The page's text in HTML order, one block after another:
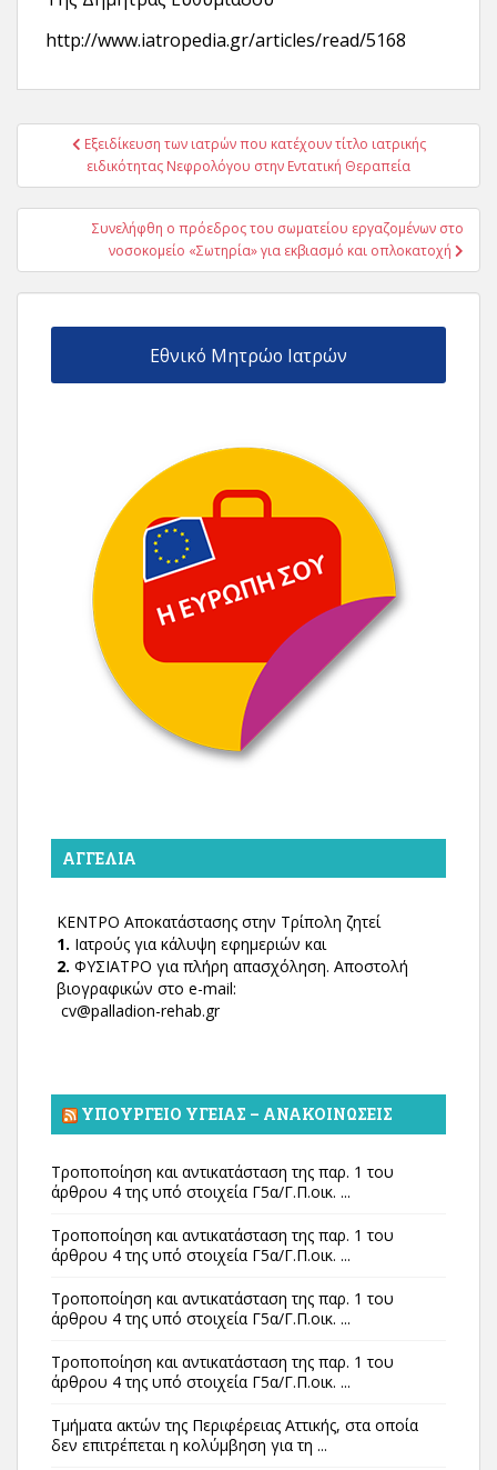
http://www.iatropedia.gr/articles/read/5168
Πλοήγηση
άρθρων
Εξειδίκευση των ιατρών που κατέχουν τίτλο ιατρικής
ειδικότητας Νεφρολόγου στην Εντατική Θεραπεία
Συνελήφθη ο πρόεδρος του σωματείου εργαζομένων στο
νοσοκομείο «Σωτηρία» για εκβιασμό και οπλοκατοχή
Εθνικό Μητρώο Ιατρών
ΑΓΓΕΛΊΑ
ΚΕΝΤΡΟ Αποκατάστασης στην Τρίπολη ζητεί
1. Ιατρούς για κάλυψη εφημεριών και
2. ΦΥΣΙΑΤΡΟ για πλήρη απασχόληση. Αποστολή
βιογραφικών στο e-mail:
cv@palladion-rehab.gr
ΥΠΟΥΡΓΕΊΟ ΥΓΕΊΑΣ – ΑΝΑΚΟΙΝΏΣΕΙΣ
Τροποποίηση και αντικατάσταση της παρ. 1 του
άρθρου 4 της υπό στοιχεία Γ5α/Γ.Π.οικ. ...
Τροποποίηση και αντικατάσταση της παρ. 1 του
άρθρου 4 της υπό στοιχεία Γ5α/Γ.Π.οικ. ...
Τροποποίηση και αντικατάσταση της παρ. 1 του
άρθρου 4 της υπό στοιχεία Γ5α/Γ.Π.οικ. ...
Τροποποίηση και αντικατάσταση της παρ. 1 του
άρθρου 4 της υπό στοιχεία Γ5α/Γ.Π.οικ. ...
Τμήματα ακτών της Περιφέρειας Αττικής, στα οποία
δεν επιτρέπεται η κολύμβηση για τη ...